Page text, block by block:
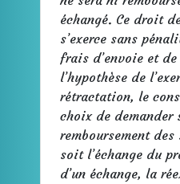
échangé. Ce droit
s’exerce sans
frais d’envoie et
l’hypothèse de
rétractation, le
choix de demander
remboursement des
soit l’échange du
d’un échange, la